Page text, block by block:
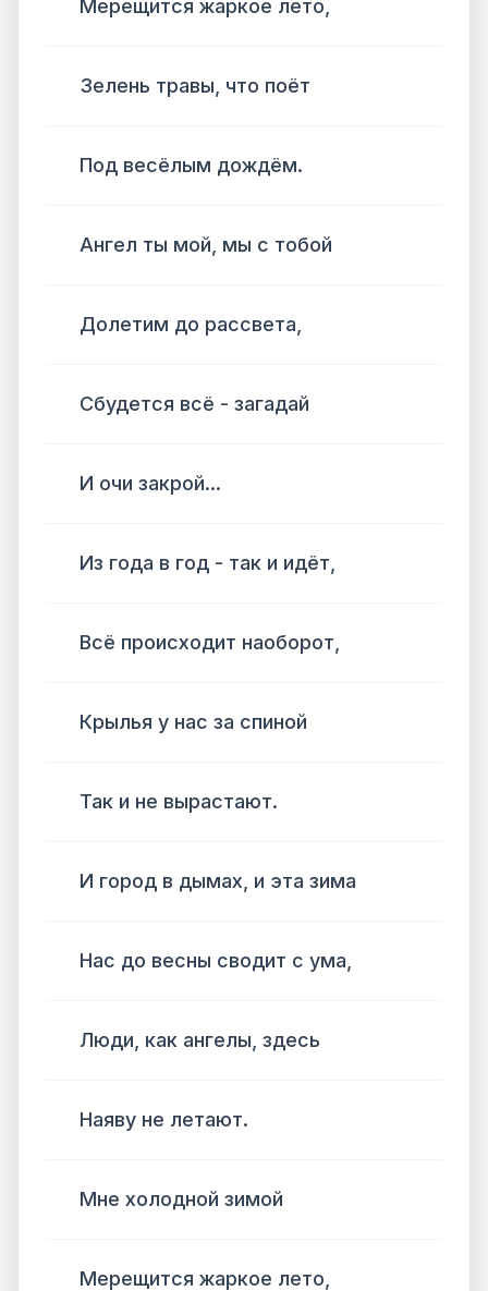
Мерещится жаркое лето,
Зелень травы, что поёт
Под весёлым дождём.
Ангел ты мой, мы с тобой
Долетим до рассвета,
Сбудется всё - загадай
И очи закрой...
Из года в год - так и идёт,
Всё происходит наоборот,
Крылья у нас за спиной
Так и не вырастают.
И город в дымах, и эта зима
Нас до весны сводит с ума,
Люди, как ангелы, здесь
Наяву не летают.
Мне холодной зимой
Мерещится жаркое лето,